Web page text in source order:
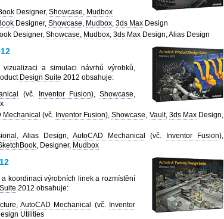
Designer, Showcase, Mudbox
Designer, Showcase, Mudbox, 3ds Max Design
Designer, Showcase, Mudbox, 3ds Max Design, Alias Design
a simulaci návrhů výrobků,
Design Suite 2012 obsahuje:
(vč. Inventor Fusion),Showcase,
Mechanical (vč. Inventor Fusion),Showcase, Vault, 3ds MaxDesign,
, Alias Design, AutoCAD Mechanical (vč. Inventor Fusion),
, Designer, Mudbox
koordinaci výrobních linek a rozmístění
2012 obsahuje:
,AutoCAD Mechanical (vč. Inventor
Utilities